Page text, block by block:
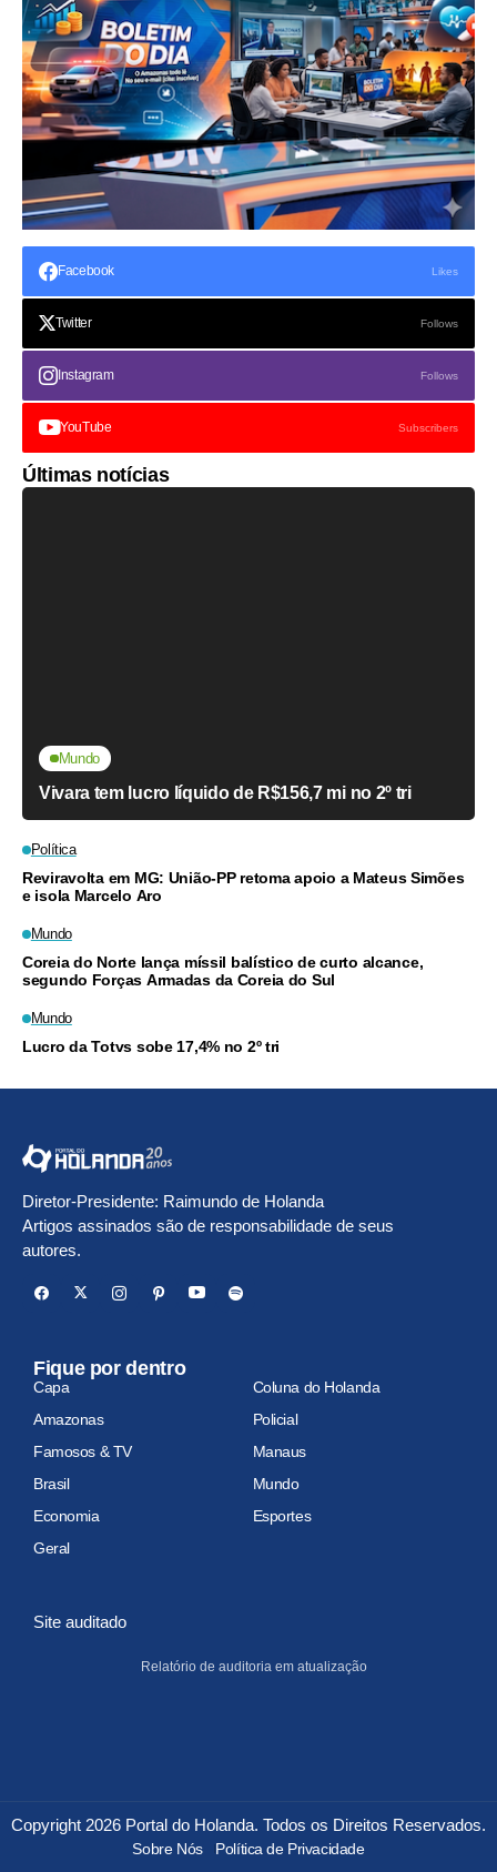
Facebook Likes
Twitter Follows
Instagram Follows
YouTube Subscribers
Últimas notícias
Mundo
Vivara tem lucro líquido de R$156,7 mi no 2º tri
Política
Reviravolta em MG: União-PP retoma apoio a Mateus Simões
e isola Marcelo Aro
Mundo
Coreia do Norte lança míssil balístico de curto alcance,
segundo Forças Armadas da Coreia do Sul
Mundo
Lucro da Totvs sobe 17,4% no 2º tri
Diretor-Presidente: Raimundo de Holanda
Artigos assinados são de responsabilidade de seus
autores.
Fique por dentro
Capa
Coluna do Holanda
Amazonas
Policial
Famosos & TV
Manaus
Brasil
Mundo
Economia
Esportes
Geral
Site auditado
Relatório de auditoria em atualização
Copyright 2026 Portal do Holanda. Todos os Direitos Reservados.
Sobre Nós Política de Privacidade